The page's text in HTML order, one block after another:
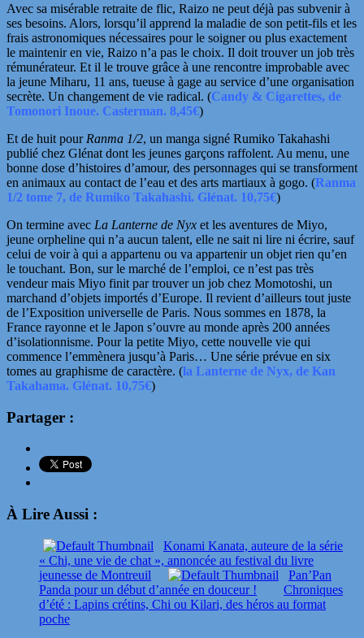
Avec sa misérable retraite de flic, Raizo ne peut déjà pas subvenir à
ses besoins. Alors, lorsqu’il apprend la maladie de son petit-fils et les
frais astronomiques nécessaires pour le soigner ou plus exactement
le maintenir en vie, Raizo n’a pas le choix. Il doit trouver un job très
rémunérateur. Et il le trouve grâce à une rencontre improbable avec
la jeune Miharu, 11 ans, tueuse à gage au service d’une organisation
secrète. Un changement de vie radical. (Candy & Cigarettes, de
Tomonori Inoue. Casterman. 8,45€)
Et de huit pour Ranma 1/2, un manga signé Rumiko Takahashi
publié chez Glénat dont les jeunes garçons raffolent. Au menu, une
bonne dose d’histoires d’amour, des personnages qui se transforment
en animaux au contact de l’eau et des arts martiaux à gogo. (Ranma
1/2 tome 7, de Rumiko Takahashi. Glénat. 10,75€)
On termine avec La Lanterne de Nyx et les aventures de Miyo,
jeune orpheline qui n’a aucun talent, elle ne sait ni lire ni écrire, sauf
celui de voir à qui a appartenu ou va appartenir un objet rien qu’en
le touchant. Bon, sur le marché de l’emploi, ce n’est pas très
vendeur mais Miyo finit par trouver un job chez Momotoshi, un
marchand d’objets importés d’Europe. Il revient d’ailleurs tout juste
de l’Exposition universelle de Paris. Nous sommes en 1878, la
France rayonne et le Japon s’ouvre au monde après 200 années
d’isolationnisme. Pour la petite Miyo, cette nouvelle vie qui
commence l’emmènera jusqu’à Paris… Une série prévue en six
tomes au graphisme de caractère. (la Lanterne de Nyx, de Kan
Takahama. Glénat. 10,75€)
Partager :
À Lire Aussi :
Konami Kanata, auteure de la série
« Chi, une vie de chat », annoncée au festival du livre
jeunesse de Montreuil
Pan’Pan
Panda pour un début d’année en douceur !
Chroniques
d’été : Lapins crétins, Chi ou Kilari, des héros au format
poche